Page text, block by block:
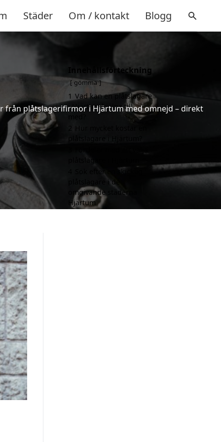
Städer Om / kontakt Blogg
från plåtslagerifirmor i Hjärtum med omnejd – direkt
Innehållsförteckning
gömma
1 Vad kan en plåtslagare
i Hjärtum hjälpa till
Hur mycket kostar en
plåtslagare i Hjärtum
Sök efter en skicklig
plåtslagare i de
omgivande städerna
Hjärtum